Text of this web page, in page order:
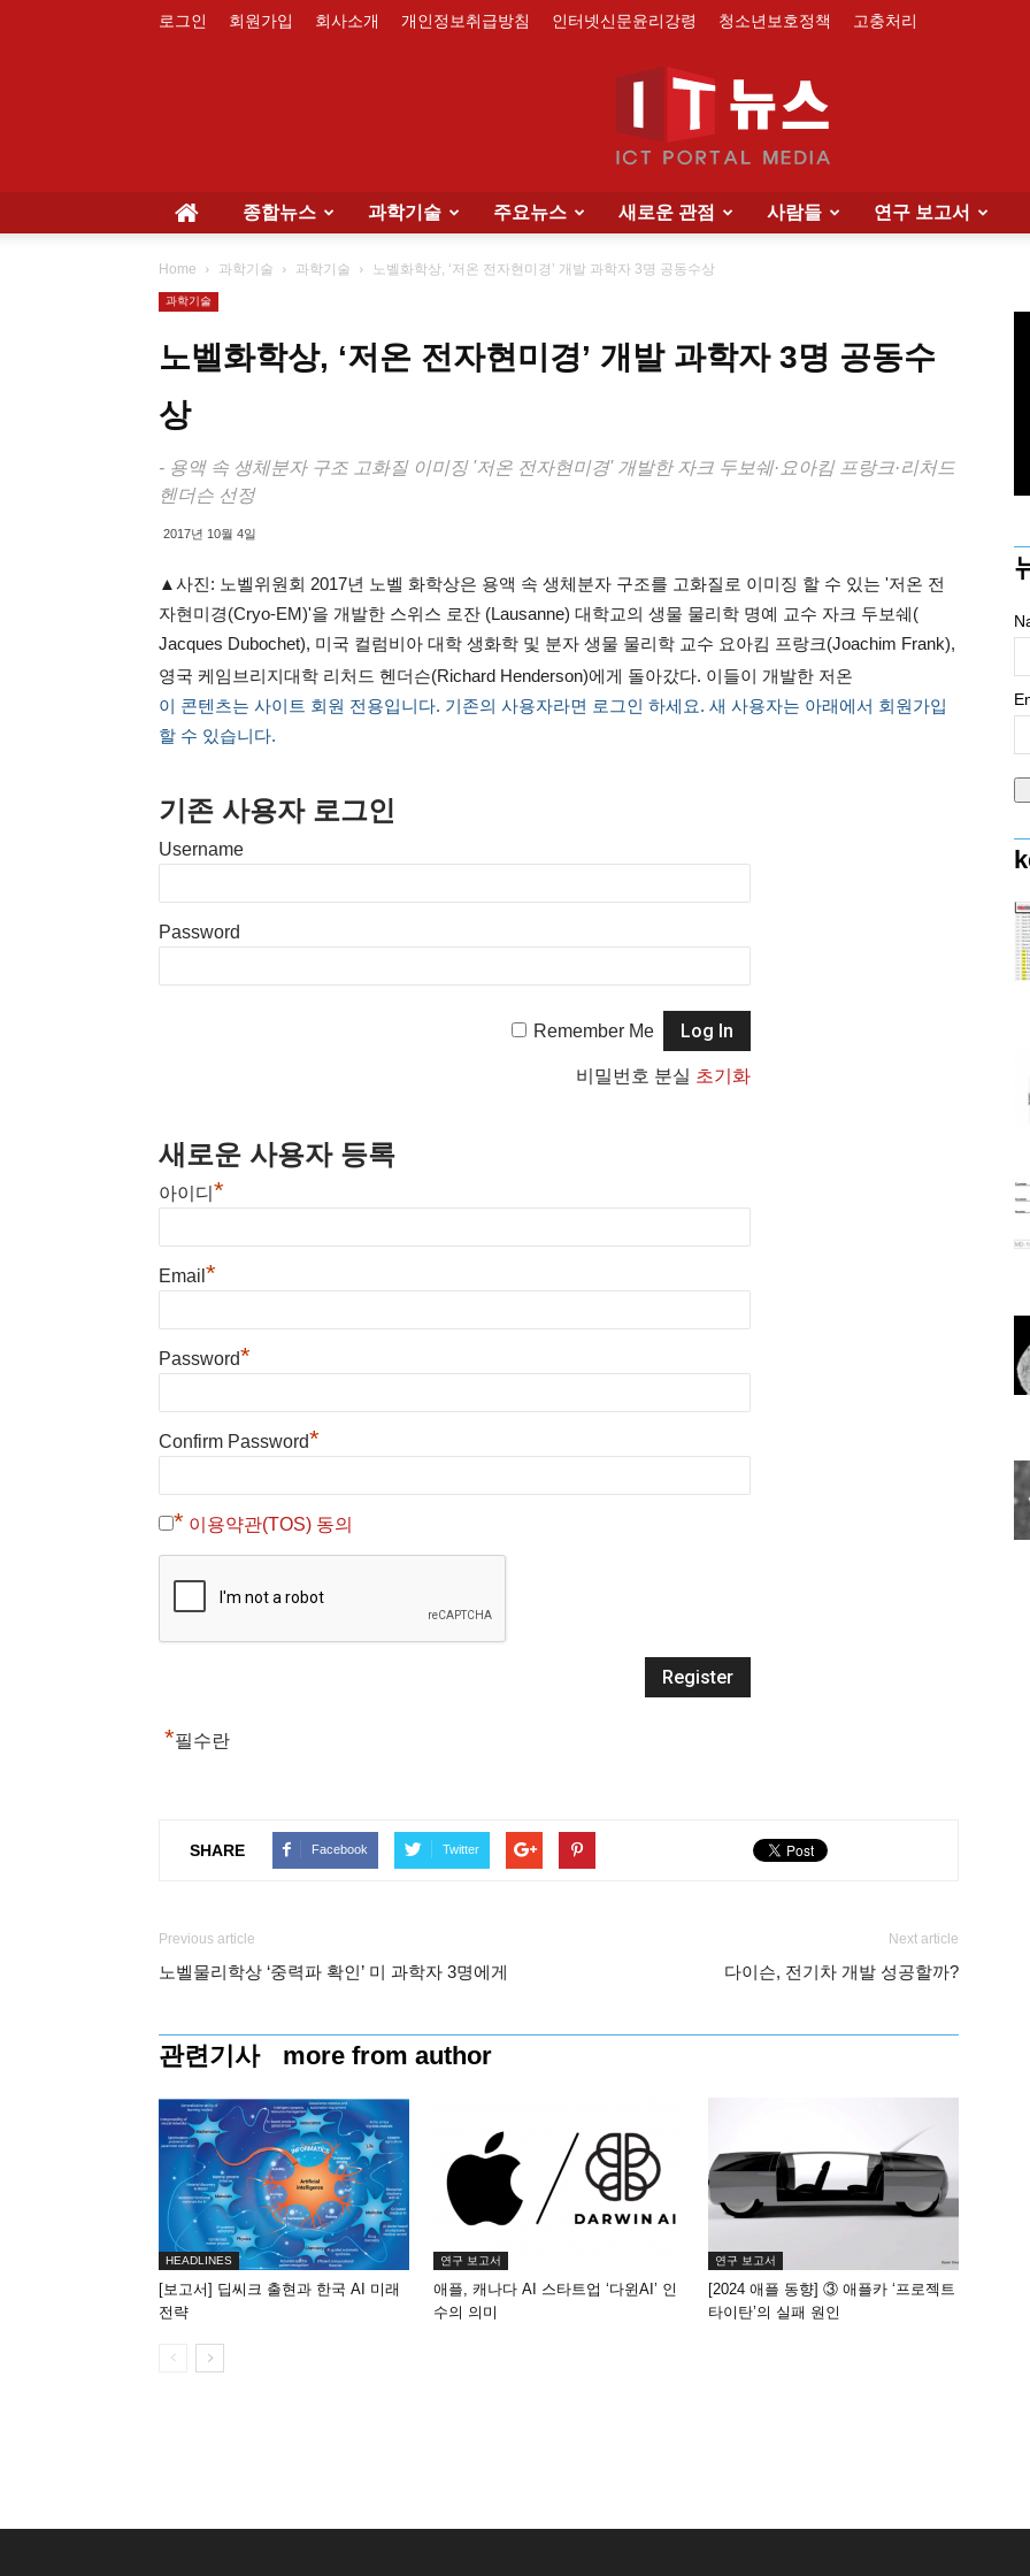
로그인 회원가입 회사소개 개인정보취급방침 인터넷신문윤리강령 청소년보호정책 고충처리
종합뉴스 과학기술 주요뉴스 새로운 관점 사람들 연구 보고서
Home 과학기술 과학기술 노벨화학상, ‘저온 전자현미경’ 개발 과학자 3명 공동수상
과학기술
노벨화학상, ‘저온 전자현미경’ 개발 과학자 3명 공동수
상
- 용액 속 생체분자 구조 고화질 이미징 '저온 전자현미경' 개발한 자크 두보쉐·요아킴 프랑크·리처드
헨더슨 선정
2017년 10월 4일
▲사진: 노벨위원회 2017년 노벨 화학상은 용액 속 생체분자 구조를 고화질로 이미징 할 수 있는 '저온 전
자현미경(Cryo-EM)'을 개발한 스위스 로잔 (Lausanne) 대학교의 생물 물리학 명예 교수 자크 두보쉐(
Jacques Dubochet), 미국 컬럼비아 대학 생화학 및 분자 생물 물리학 교수 요아킴 프랑크(Joachim Frank),
영국 케임브리지대학 리처드 헨더슨(Richard Henderson)에게 돌아갔다. 이들이 개발한 저온
이 콘텐츠는 사이트 회원 전용입니다. 기존의 사용자라면 로그인 하세요. 새 사용자는 아래에서 회원가입
할 수 있습니다.
기존 사용자 로그인
Username
Password
Remember Me
비밀번호 분실 초기화
새로운 사용자 등록
아이디 *
Email *
Password*
Confirm Password*
* 이용약관(TOS) 동의
*필수란
SHARE Facebook Twitter
Previous article
노벨물리학상 ‘중력파 확인’ 미 과학자 3명에게
Next article
다이슨, 전기차 개발 성공할까?
관련기사 more from author
HEADLINES
[보고서] 딥씨크 출현과 한국 AI 미래
전략
연구 보고서
애플, 캐나다 AI 스타트업 ‘다윈AI’ 인
수의 의미
연구 보고서
[2024 애플 동향] ③ 애플카 ‘프로젝트
타이탄’의 실패 원인